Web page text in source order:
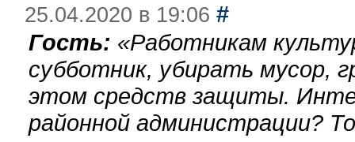
25.04.2020 в 19:06 #
Гость: «Работникам
субботник, убирать мусор,
этом средств защиты.
районной администрации?